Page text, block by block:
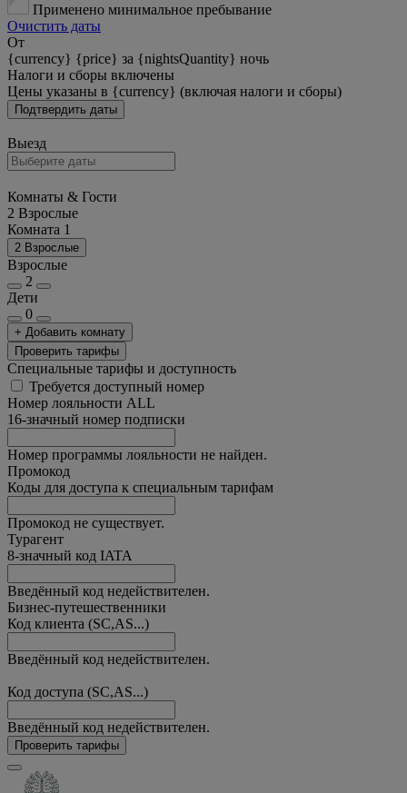
Применено минимальное пребывание
Очистить даты
От
{currency} {price} за {nightsQuantity} ночь
Налоги и сборы включены
Цены указаны в {currency} (включая налоги и сборы)
Подтвердить даты
Выезд
Комнаты & Гости
2 Взрослые
Комната 1
2 Взрослые
Взрослые
2
Дети
0
+ Добавить комнату
Проверить тарифы
Специальные тарифы и доступность
Требуется доступный номер
Номер лояльности ALL
16-значный номер подписки
Номер программы лояльности не найден.
Промокод
Коды для доступа к специальным тарифам
Промокод не существует.
Турагент
8-значный код IATA
Введённый код недействителен.
Бизнес-путешественники
Код клиента (SC,AS...)
Введённый код недействителен.
Код доступа (SC,AS...)
Введённый код недействителен.
Проверить тарифы